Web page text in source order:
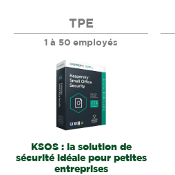
TPE
1 à 50 employés
KSOS : la solution de
sécurité idéale pour petites
entreprises